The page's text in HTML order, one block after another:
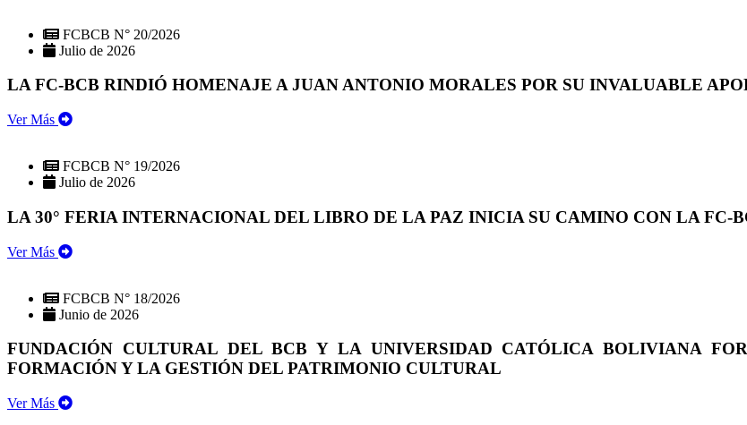
FCBCB N° 20/2026
Julio de 2026
LA FC-BCB RINDIÓ HOMENAJE A JUAN ANTONIO MORALES POR SU INVALUABLE
Ver Más
FCBCB N° 19/2026
Julio de 2026
LA 30° FERIA INTERNACIONAL DEL LIBRO DE LA PAZ INICIA SU CAMINO CON LA FC-
Ver Más
FCBCB N° 18/2026
Junio de 2026
FUNDACIÓN CULTURAL DEL BCB Y LA UNIVERSIDAD CATÓLICA BOLIVIANA
FORMACIÓN Y LA GESTIÓN DEL PATRIMONIO CULTURAL
Ver Más